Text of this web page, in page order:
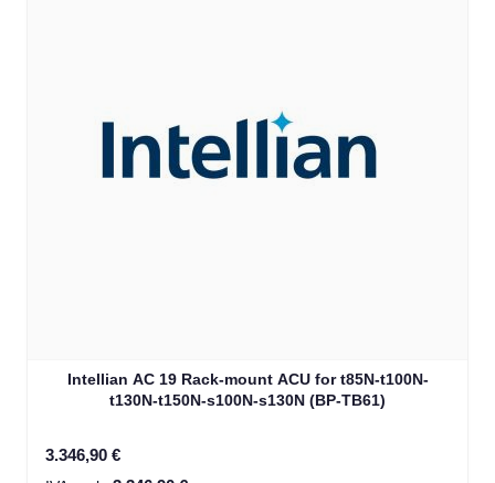
Intellian AC 19 Rack-mount ACU for t85N-t100N-
t130N-t150N-s100N-s130N (BP-TB61)
3.346,90 €